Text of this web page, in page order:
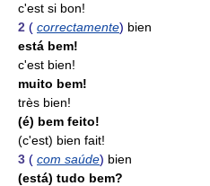
c'est si bon!
2 ( correctamente) bien
está bem!
c'est bien!
muito bem!
très bien!
(é) bem feito!
(c'est) bien fait!
3 ( com saúde) bien
(está) tudo bem?